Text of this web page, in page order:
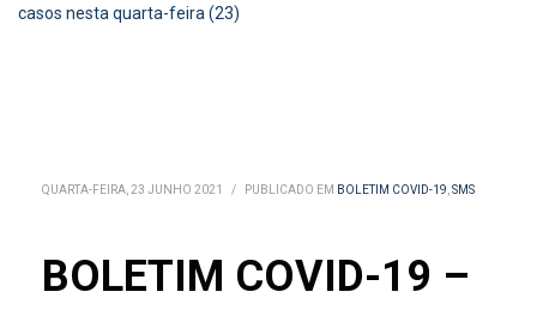
casos nesta quarta-feira (23)
QUARTA-FEIRA, 23 JUNHO 2021 / PUBLICADO EM BOLETIM COVID-19,SMS
BOLETIM COVID-19 –